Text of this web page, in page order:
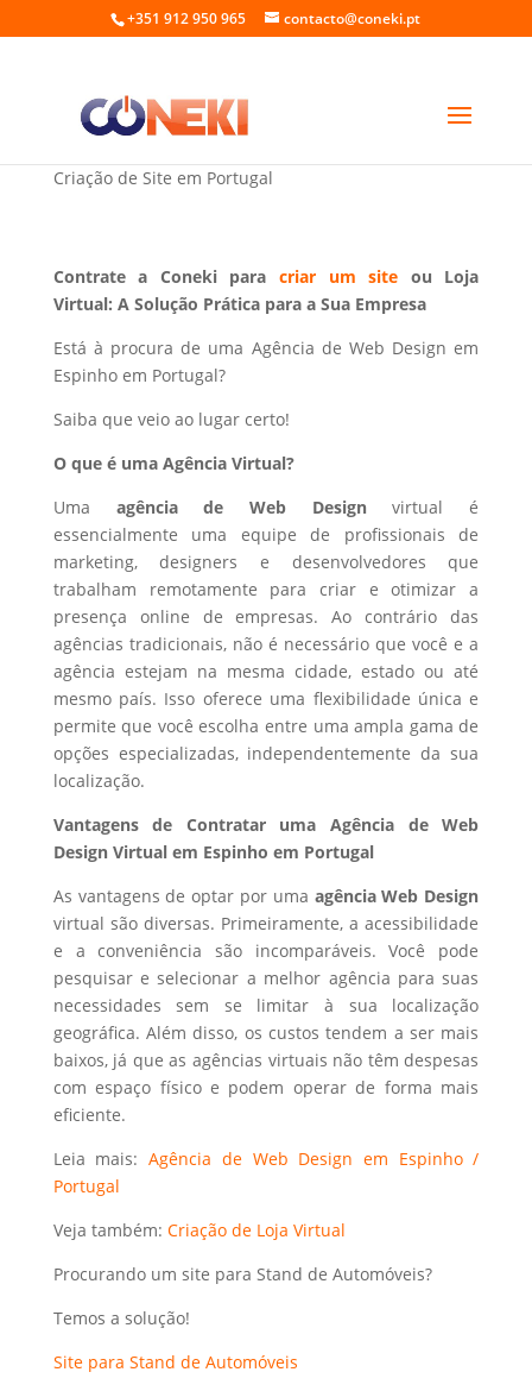
+351 912 950 965 contacto@coneki.pt
Web Design em Espinho Portugal
Criação de Site em Portugal
Contrate a Coneki para criar um site ou Loja
Virtual: A Solução Prática para a Sua Empresa
Está à procura de uma Agência de Web Design em
Espinho em Portugal?
Saiba que veio ao lugar certo!
O que é uma Agência Virtual?
Uma agência de Web Designvirtual é
essencialmente uma equipe de profissionais de
marketing, designers e desenvolvedores que
trabalham remotamente para criar e otimizar a
presença online de empresas. Ao contrário das
agências tradicionais, não é necessário que você e a
agência estejam na mesma cidade, estado ou até
mesmo país. Isso oferece uma flexibilidade única e
permite que você escolha entre uma ampla gama de
opções especializadas, independentemente da sua
localização.
Vantagens de Contratar uma Agência de Web
Design Virtual em Espinho em Portugal
As vantagens de optar por uma agência Web Design
virtual são diversas. Primeiramente, a acessibilidade
e a conveniência são incomparáveis. Você pode
pesquisar e selecionar a melhor agência para suas
necessidades sem se limitar à sua localização
geográfica. Além disso, os custos tendem a ser mais
baixos, já que as agências virtuais não têm despesas
com espaço físico e podem operar de forma mais
eficiente.
Leia mais:Agência de Web Design em Espinho /
Portugal
Veja também: Criação de Loja Virtual
Procurando um site para Stand de Automóveis?
Temos a solução!
Site para Stand de Automóveis